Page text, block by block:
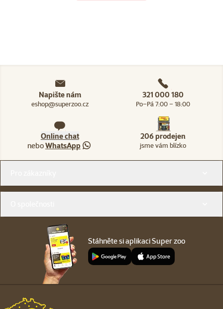
Napište nám
eshop@superzoo.cz
321 000 180
Po–Pá 7:00 – 18:00
Online chat
neboWhatsApp
206 prodejen
jsme vám blízko
Stáhněte si aplikaci Super zoo